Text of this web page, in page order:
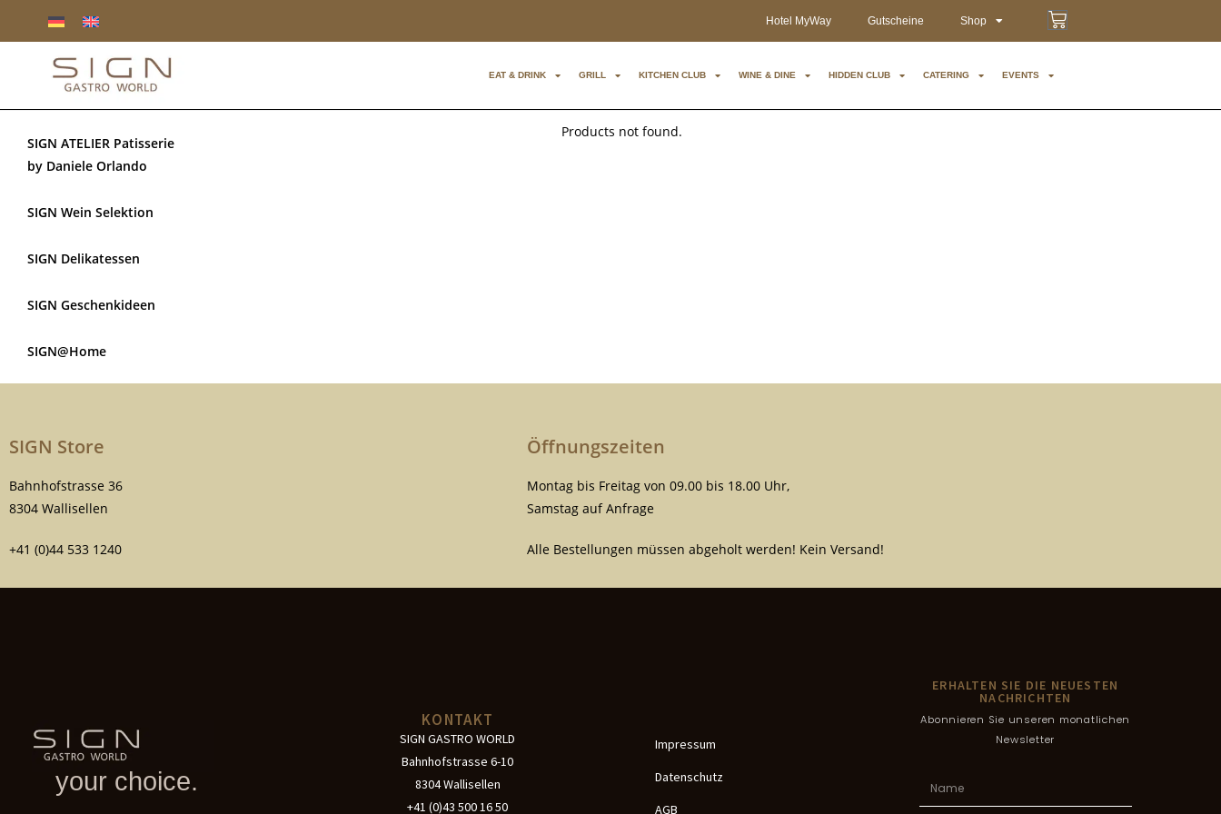
Hotel MyWay Gutscheine Shop
EAT & DRINK GRILL KITCHEN CLUB WINE & DINE HIDDEN CLUB CATERING EVENTS
SIGN ATELIER Patisserie
by Daniele Orlando
SIGN Wein Selektion
SIGN Delikatessen
SIGN Geschenkideen
SIGN@Home
Products not found.
SIGN Store
Bahnhofstrasse 36
8304 Wallisellen
+41 (0)44 533 1240
Öffnungszeiten
Montag bis Freitag von 09.00 bis 18.00 Uhr,
Samstag auf Anfrage
Alle Bestellungen müssen abgeholt werden! Kein Versand!
your choice.
KONTAKT
SIGN GASTRO WORLD
Bahnhofstrasse 6-10
8304 Wallisellen
+41 (0)43 500 16 50
Impressum
Datenschutz
AGB
ERHALTEN SIE DIE NEUESTEN
NACHRICHTEN
Abonnieren Sie unseren monatlichen
Newsletter